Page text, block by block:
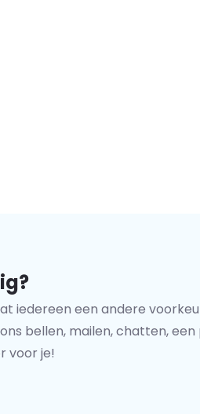
iedereen een andere
bellen, mailen, chatten,
voor je!